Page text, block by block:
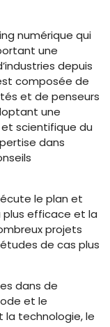
numérique qui
une
depuis
composée de
et de penseurs
une
scientifique du
dans
le plan et
plus efficace et la
projets
de cas plus
dans de
et le
la technologie, le